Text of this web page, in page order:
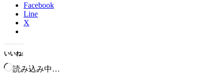
Facebook
Line
X
いいね:
読み込み中…